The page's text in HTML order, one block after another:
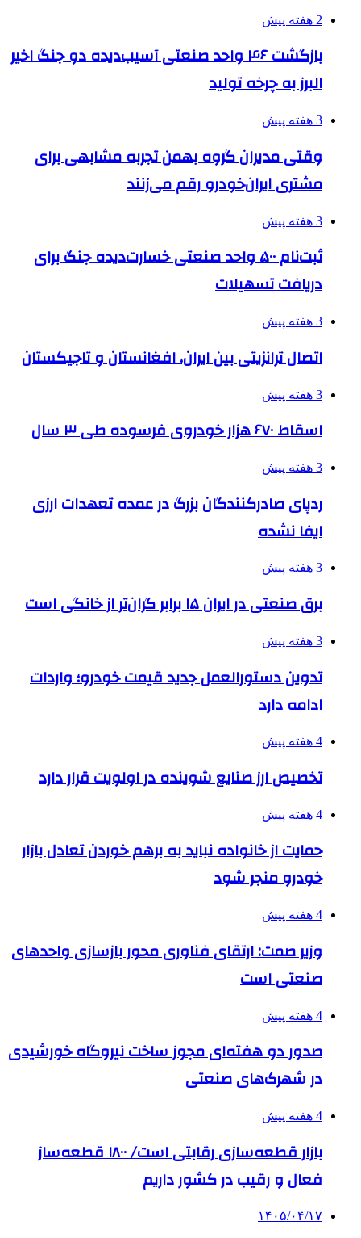
2 هفته پیش
بازگشت ۴۶ واحد صنعتی آسیب‌دیده دو جنگ اخیر
البرز به چرخه تولید
3 هفته پیش
وقتی مدیران گروه بهمن تجربه مشابهی برای
مشتری ایران‌خودرو رقم می‌زنند
3 هفته پیش
ثبت‌نام ۵۰۰ واحد صنعتی خسارت‌دیده جنگ برای
دریافت تسهیلات
3 هفته پیش
اتصال ترانزیتی بین ایران، افغانستان و تاجیکستان
3 هفته پیش
اسقاط ۶۷۰ هزار خودروی فرسوده طی ۳ سال
3 هفته پیش
ردپای صادرکنندگان بزرگ در عمده تعهدات ارزی
ایفا نشده
3 هفته پیش
برق صنعتی در ایران ۱۵ برابر گران‌تر از خانگی است
3 هفته پیش
تدوین دستورالعمل جدید قیمت خودرو؛ واردات
ادامه دارد
4 هفته پیش
تخصیص ارز صنایع شوینده در اولویت قرار دارد
4 هفته پیش
حمایت از خانواده نباید به برهم خوردن تعادل بازار
خودرو منجر شود
4 هفته پیش
وزیر صمت: ارتقای فناوری محور بازسازی واحدهای
صنعتی است
4 هفته پیش
صدور دو هفته‌ای مجوز ساخت نیروگاه خورشیدی
در شهرک‌های صنعتی
4 هفته پیش
بازار قطعه‌سازی رقابتی است/ ۱۸۰۰ قطعه‌ساز
فعال و رقیب در کشور داریم
۱۴۰۵/۰۴/۱۷